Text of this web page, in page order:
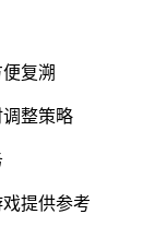
复溯
整策略
提供参考